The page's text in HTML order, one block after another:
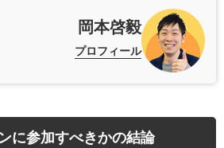
岡本啓毅
プロフィール
に参加すべきかの結論